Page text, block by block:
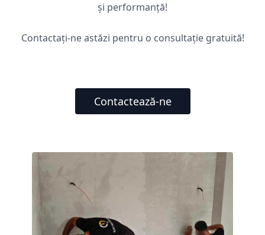
și performanță!
Contactați-ne astăzi pentru o consultație gratuită!
Contactează-ne